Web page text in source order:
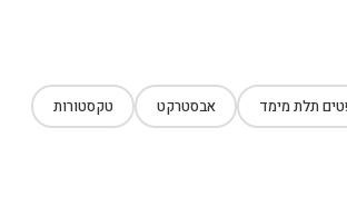
תלת מימד אבסטרקט טקסטורות